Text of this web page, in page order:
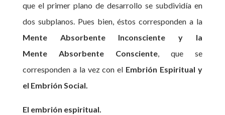
que el primer plano de desarrollo se subdividía en
dos subplanos. Pues bien, éstos corresponden a la
Mente Absorbente Inconsciente y la
Mente Absorbente Consciente, que se
corresponden a la vez con el Embrión Espiritual y
el Embrión Social.
El embrión espiritual.